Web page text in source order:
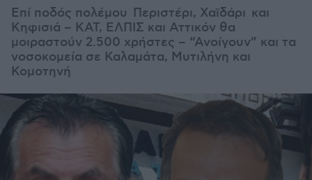
Επί ποδός πολέμου Περιστέρι, Χαϊδάρι και
Κηφισιά – ΚΑΤ, EΛΠΙΣ και Αττικόν θα
μοιραστούν 2.500 χρήστες – “Ανοίγουν” και τα
νοσοκομεία σε Καλαμάτα, Μυτιλήνη και
Κομοτηνή